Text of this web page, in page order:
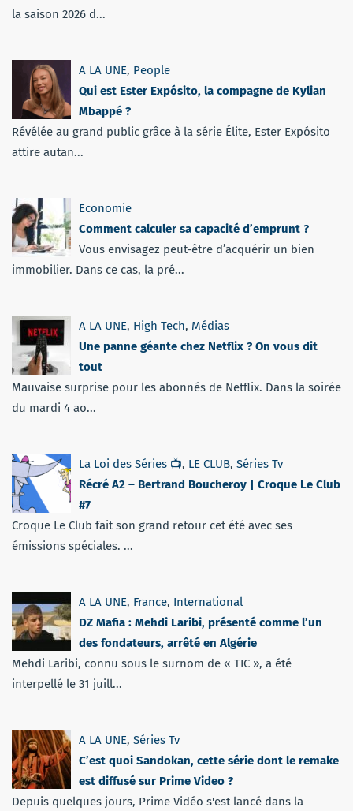
la saison 2026 d...
A LA UNE, People
Qui est Ester Expósito, la compagne de Kylian
Mbappé ?
Révélée au grand public grâce à la série Élite, Ester Expósito
attire autan...
Economie
Comment calculer sa capacité d’emprunt ?
Vous envisagez peut-être d’acquérir un bien
immobilier. Dans ce cas, la pré...
A LA UNE, High Tech, Médias
Une panne géante chez Netflix ? On vous dit
tout
Mauvaise surprise pour les abonnés de Netflix. Dans la soirée
du mardi 4 ao...
La Loi des Séries 📺, LE CLUB, Séries Tv
Récré A2 – Bertrand Boucheroy | Croque Le Club
#7
Croque Le Club fait son grand retour cet été avec ses
émissions spéciales. ...
A LA UNE, France, International
DZ Mafia : Mehdi Laribi, présenté comme l’un
des fondateurs, arrêté en Algérie
Mehdi Laribi, connu sous le surnom de « TIC », a été
interpellé le 31 juill...
A LA UNE, Séries Tv
C’est quoi Sandokan, cette série dont le remake
est diffusé sur Prime Video ?
Depuis quelques jours, Prime Vidéo s'est lancé dans la